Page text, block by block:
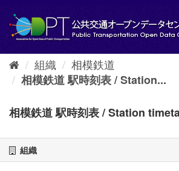
し
組織
相模鉄道
相模鉄道 駅時刻表 / Station...
相模鉄道 駅時刻表 / Station
組織